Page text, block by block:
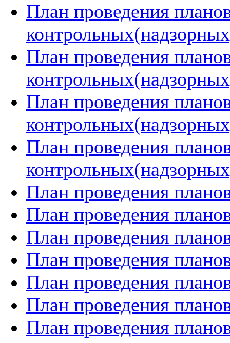
План проведения
План проведения
План проведения
План проведения
План проведения
План проведения
План проведения
План проведения
План проведения
План проведения
План проведения